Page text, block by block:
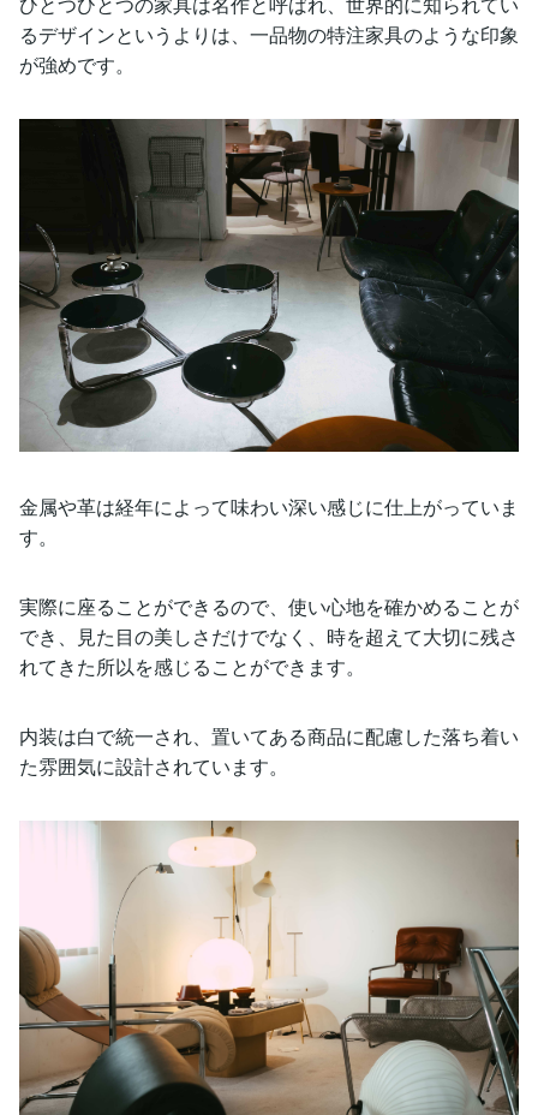
るデザインというよりは、一品物の特注家具のような印象
が強めです。
金属や革は経年によって味わい深い感じに仕上がっていま
す。
実際に座ることができるので、使い心地を確かめることが
でき、見た目の美しさだけでなく、時を超えて大切に残さ
れてきた所以を感じることができます。
内装は白で統一され、置いてある商品に配慮した落ち着い
た雰囲気に設計されています。